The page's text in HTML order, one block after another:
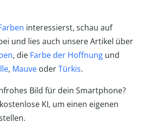
interessierst, schau auf
und lies auch unsere Artikel über
, die Farbe der Hoffnung und
, Mauve oderTürkis.
Bild für dein Smartphone?
KI, um einen eigenen